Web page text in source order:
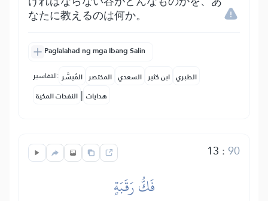
なたに教えるのは何か。
Paglalahad ng mga Ibang Salin
التفاسير: المُيسَّر المختصر السعدي ابن كثير الطبري
النفحات المكية | هدايات
13 :90
فَكُّ رَقَبَةٍ